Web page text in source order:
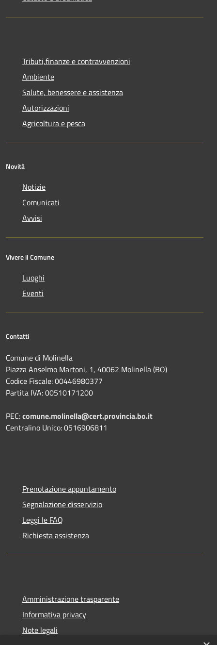
Tributi,finanze e contravvenzioni
Ambiente
Salute, benessere e assistenza
Autorizzazioni
Agricoltura e pesca
Novità
Notizie
Comunicati
Avvisi
Vivere il Comune
Luoghi
Eventi
Contatti
Comune di Molinella
Piazza Anselmo Martoni, 1, 40062 Molinella (BO)
Codice Fiscale: 00446980377
Partita IVA: 00510171200
PEC:comune.molinella@cert.provincia.bo.it
Centralino Unico: 0516906811
Prenotazione appuntamento
Segnalazione disservizio
Leggi le FAQ
Richiesta assistenza
Amministrazione trasparente
Informativa privacy
Note legali